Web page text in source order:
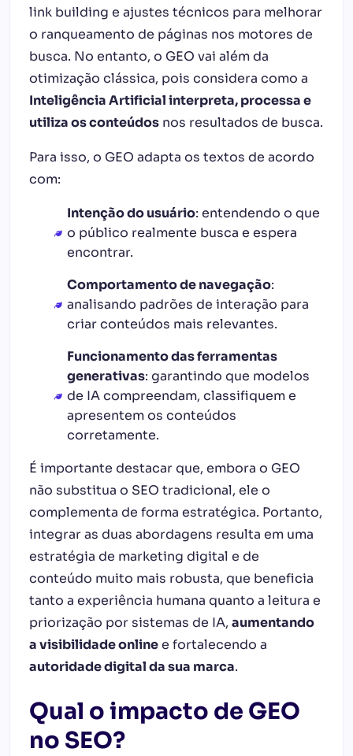
link building e ajustes técnicos para melhorar
o ranqueamento de páginas nos motores de
busca. No entanto, o GEO vai além da
otimização clássica, pois considera como a
Inteligência Artificial interpreta, processa e
utiliza os conteúdos nos resultados de busca.
Para isso, o GEO adapta os textos de acordo
com:
Intenção do usuário: entendendo o que
o público realmente busca e espera
encontrar.
Comportamento de navegação:
analisando padrões de interação para
criar conteúdos mais relevantes.
Funcionamento das ferramentas
generativas: garantindo que modelos
de IA compreendam, classifiquem e
apresentem os conteúdos
corretamente.
É importante destacar que, embora o GEO
não substitua o SEO tradicional, ele o
complementa de forma estratégica. Portanto,
integrar as duas abordagens resulta em uma
estratégia de marketing digital e de
conteúdo muito mais robusta, que beneficia
tanto a experiência humana quanto a leitura e
priorização por sistemas de IA, aumentando
a visibilidade onlinee fortalecendo a
autoridade digital da sua marca.
Qual o impacto de GEO
no SEO?